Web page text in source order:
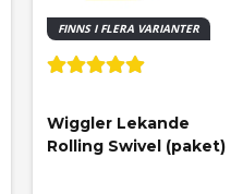
FINNS I FLERA VARIANTER
Wiggler Lekande
Rolling Swivel (paket)